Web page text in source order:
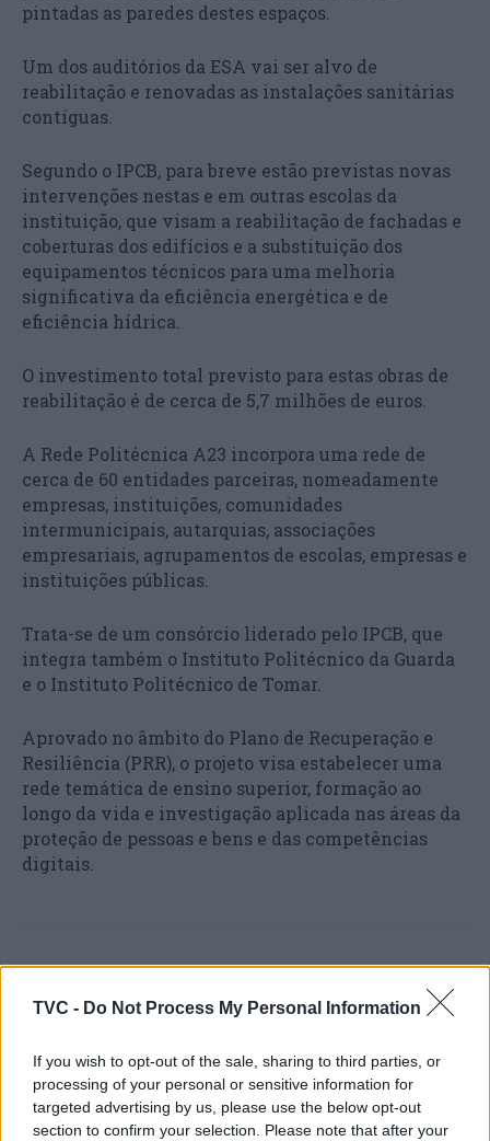
TVC - Do Not Process My Personal Information
If you wish to opt-out of the sale, sharing to third parties, or
processing of your personal or sensitive information for
targeted advertising by us, please use the below opt-out
section to confirm your selection. Please note that after your
pintadas as paredes destes espaços.
Um dos auditórios da ESA vai ser alvo de
reabilitação e renovadas as instalações sanitárias
contíguas.
Segundo o IPCB, para breve estão previstas novas
intervenções nestas e em outras escolas da
instituição, que visam a reabilitação de fachadas e
coberturas dos edifícios e a substituição dos
equipamentos técnicos para uma melhoria
significativa da eficiência energética e de
eficiência hídrica.
O investimento total previsto para estas obras de
reabilitação é de cerca de 5,7 milhões de euros.
A Rede Politécnica A23 incorpora uma rede de
cerca de 60 entidades parceiras, nomeadamente
empresas, instituições, comunidades
intermunicipais, autarquias, associações
empresariais, agrupamentos de escolas, empresas e
instituições públicas.
Trata-se de um consórcio liderado pelo IPCB, que
integra também o Instituto Politécnico da Guarda
e o Instituto Politécnico de Tomar.
Aprovado no âmbito do Plano de Recuperação e
Resiliência (PRR), o projeto visa estabelecer uma
rede temática de ensino superior, formação ao
longo da vida e investigação aplicada nas áreas da
proteção de pessoas e bens e das competências
digitais.
Artigo anterior
Politécnico da Guarda
Próximo artigo
‘Operação Vindimas’. ASAE